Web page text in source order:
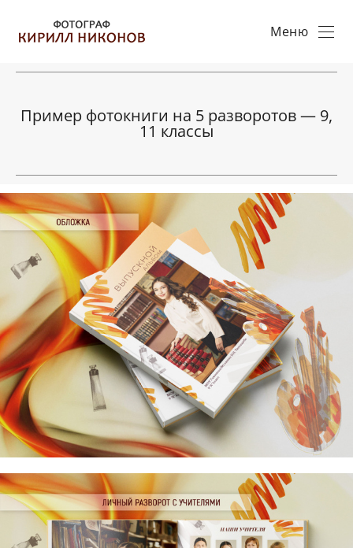
Меню
Пример фотокниги на 5 разворотов — 9,
11 классы